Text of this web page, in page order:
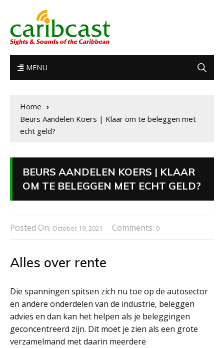
MENU
Home
Beurs Aandelen Koers | Klaar om te beleggen met
echt geld?
BEURS AANDELEN KOERS | KLAAR
OM TE BELEGGEN MET ECHT GELD?
Posted On: October 19, 2021 Comments: 0
Alles over rente
Die spanningen spitsen zich nu toe op de autosector
en andere onderdelen van de industrie, beleggen
advies en dan kan het helpen als je beleggingen
geconcentreerd zijn. Dit moet je zien als een grote
verzamelmand met daarin meerdere